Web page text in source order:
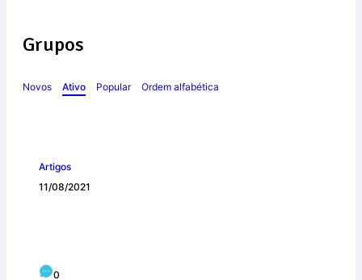
Grupos
Novos Ativo Popular Ordem alfabética
Artigos
11/08/2021
0